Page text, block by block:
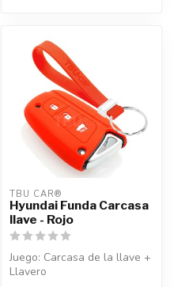
TBU CAR®
Hyundai Funda Carcasa
llave - Rojo
Juego: Carcasa de la llave +
Llavero